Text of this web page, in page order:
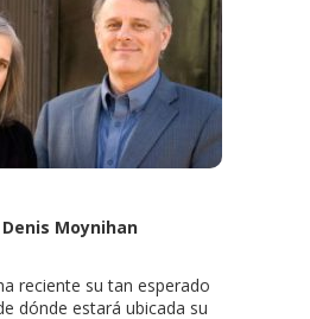
Moynihan
reciente su tan esperado
dónde estará ubicada su